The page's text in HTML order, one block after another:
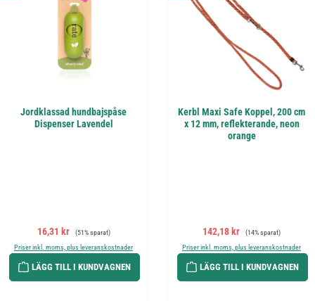
Jordklassad hundbajspåse
Dispenser Lavendel
Försäljningspris:
16,31 kr Ordinarie pris:
(51% sparat)
Priser inkl. moms, plus leveranskostnader
LÄGG TILL I KUNDVAGNEN
Kerbl Maxi Safe Koppel, 200 cm
x 12 mm, reflekterande, neon
orange
Försäljningspris:
142,18 kr Ordinarie pris:
(14% sparat)
Priser inkl. moms, plus leveranskostnader
LÄGG TILL I KUNDVAGNEN